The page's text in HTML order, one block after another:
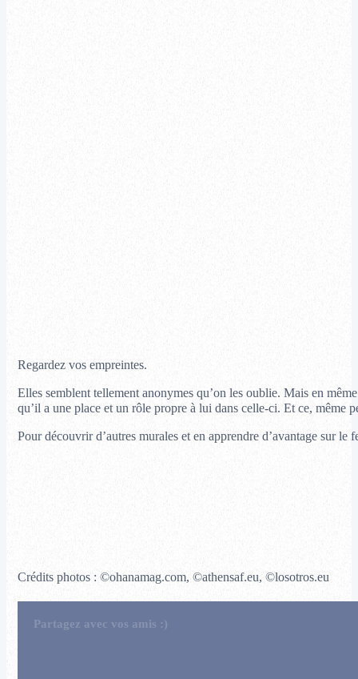
Regardez vos empreintes.
Elles semblent tellement anonymes qu’on les oublie. Mais en
qu’il a une place et un rôle propre à lui dans celle-ci. Et ce, même
Pour découvrir d’autres murales et en apprendre d’avantage sur
Crédits photos : ©ohanamag.com, ©athensaf.eu, ©losotros.eu
Partagez avec vos amis :)